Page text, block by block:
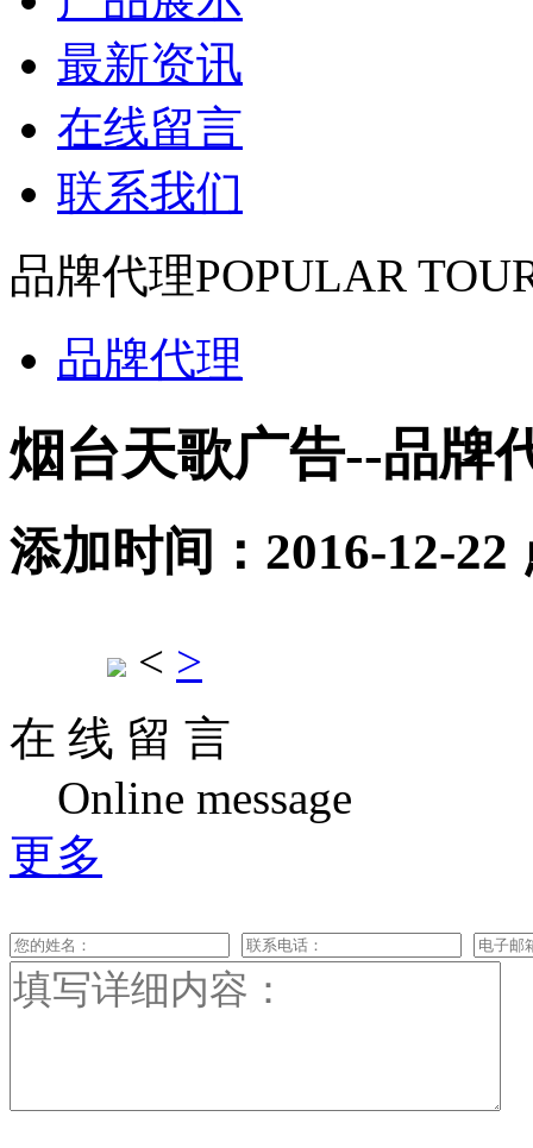
最新资讯
在线留言
联系我们
品牌代理POPULAR
品牌代理
烟台天歌广告--品牌
添加时间：2016-12-22
< >
在 线 留 言
Online message
更多